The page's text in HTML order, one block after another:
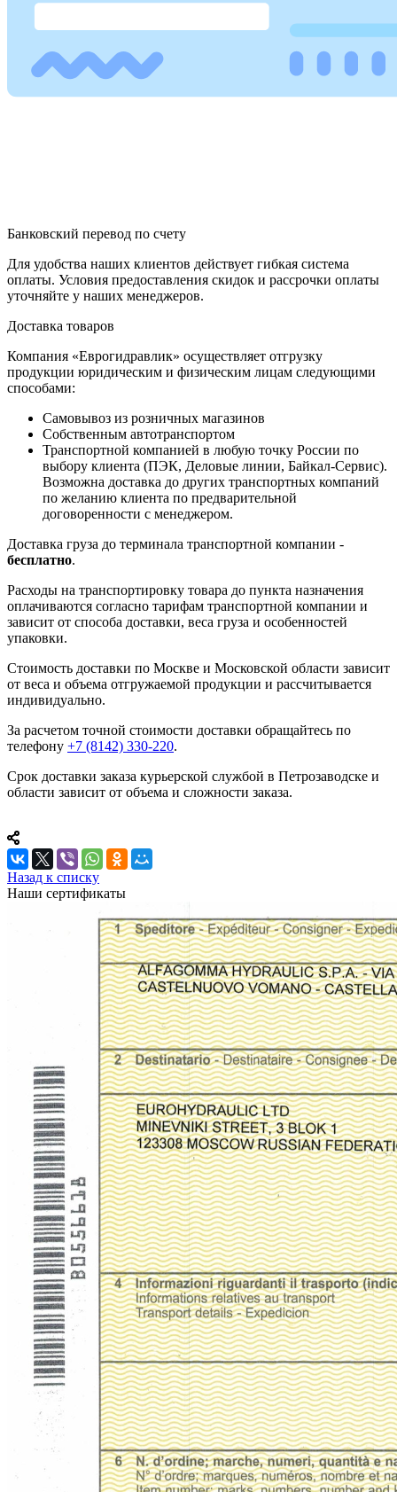
Банковский перевод по счету
Для удобства наших клиентов действует гибкая система
оплаты. Условия предоставления скидок и рассрочки оплаты
уточняйте у наших менеджеров.
Доставка товаров
Компания «Еврогидравлик» осуществляет отгрузку
продукции юридическим и физическим лицам следующими
способами:
Самовывоз из розничных магазинов
Собственным автотранспортом
Транспортной компанией в любую точку России по
выбору клиента (ПЭК, Деловые линии, Байкал-Сервис).
Возможна доставка до других транспортных компаний
по желанию клиента по предварительной
договоренности с менеджером.
Доставка груза до терминала транспортной компании -
бесплатно.
Расходы на транспортировку товара до пункта назначения
оплачиваются согласно тарифам транспортной компании и
зависит от способа доставки, веса груза и особенностей
упаковки.
Стоимость доставки по Москве и Московской области зависит
от веса и объема отгружаемой продукции и рассчитывается
индивидуально.
За расчетом точной стоимости доставки обращайтесь по
телефону +7 (8142) 330-220.
Срок доставки заказа курьерской службой в Петрозаводске и
области зависит от объема и сложности заказа.
Назад к списку
Наши сертификаты